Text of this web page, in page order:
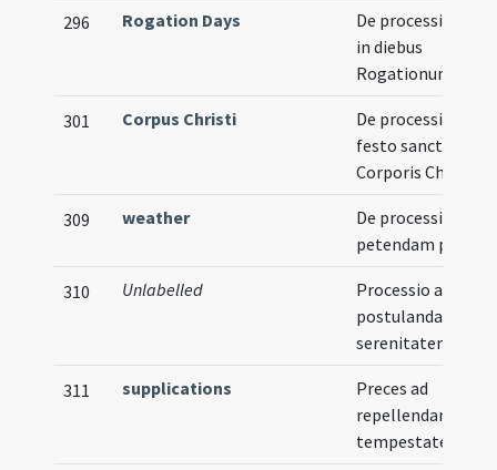
296 Rogation Days
De processionibus
in diebus
Rogationum
301 Corpus Christi
De processione in
festo sanctissimi
Corporis Christi
309 weather
De processione ad
petendam
310 Unlabelled
Processio ad
postulandam
serenitatem
311 supplications
Preces ad
repellendam
tempestatem